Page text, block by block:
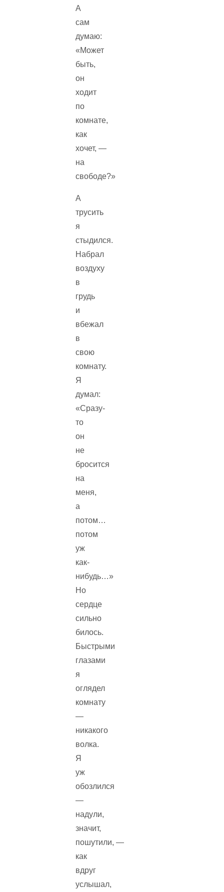
А
сам
думаю:
«Может
быть,
он
ходит
по
комнате,
как
хочет, —
на
свободе?»
А
трусить
я
стыдился.
Набрал
воздуху
в
грудь
и
вбежал
в
свою
комнату.
Я
думал:
«Сразу-
то
он
не
бросится
на
меня,
а
потом…
потом
уж
как-
нибудь…»
Но
сердце
сильно
билось.
Быстрыми
глазами
я
оглядел
комнату
—
никакого
волка.
Я
уж
обозлился
—
надули,
значит,
пошутили, —
как
вдруг
услышал,